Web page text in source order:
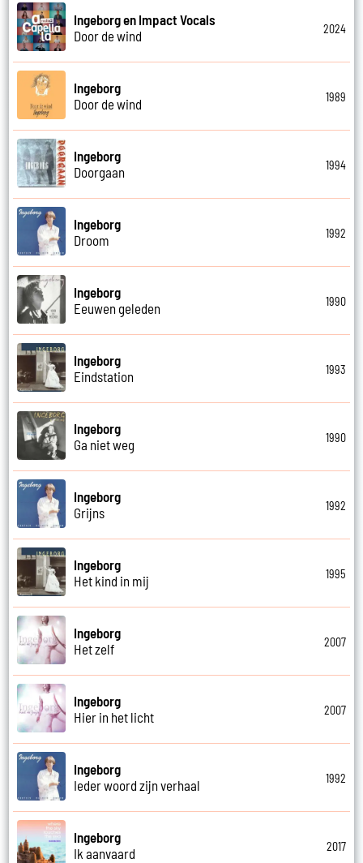
Ingeborg en Impact Vocals
Door de wind
2024
Ingeborg
Door de wind
1989
Ingeborg
Doorgaan
1994
Ingeborg
Droom
1992
Ingeborg
Eeuwen geleden
1990
Ingeborg
Eindstation
1993
Ingeborg
Ga niet weg
1990
Ingeborg
Grijns
1992
Ingeborg
Het kind in mij
1995
Ingeborg
Het zelf
2007
Ingeborg
Hier in het licht
2007
Ingeborg
Ieder woord zijn verhaal
1992
Ingeborg
Ik aanvaard
2017